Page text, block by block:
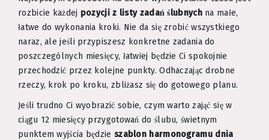
rozbicie każdej pozycji z listy zadań ślubnychna małe,
łatwe do wykonania kroki. Nie da się zrobić wszystkiego
naraz, ale jeśli przypiszesz konkretne zadania do
poszczególnych miesięcy, łatwiej będzie Ci spokojnie
przechodzić przez kolejne punkty. Odhaczając drobne
rzeczy, krok po kroku, zbliżasz się do gotowego planu.
Jeśli trudno Ci wyobrazić sobie, czym warto zająć się w
ciągu 12 miesięcy przygotowań do ślubu, świetnym
punktem wyjścia będzie szablon harmonogramu dnia